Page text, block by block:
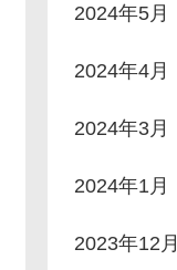
2024年5月
2024年4月
2024年3月
2024年1月
2023年12月